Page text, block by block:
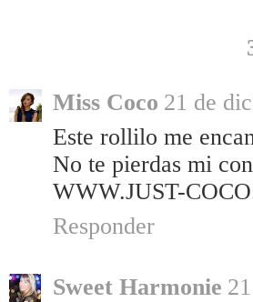
Miss Coco 21 de
Este rollilo me
No te pierdas mi
WWW.JUST-
Responder
Sweet Harmonie